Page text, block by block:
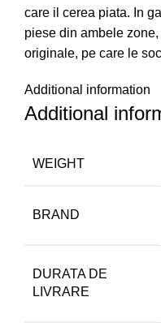
care il cerea piata. In
piese din ambele
originale, pe care le
Additional information
Additional
WEIGHT
BRAND
DURATA DE
LIVRARE